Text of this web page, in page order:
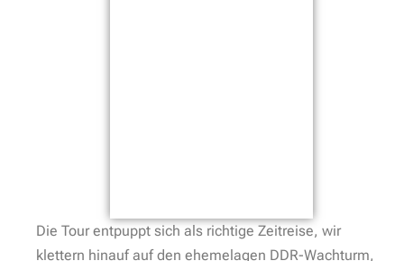
Die Tour entpuppt sich als richtige Zeitreise, wir
klettern hinauf auf den ehemelagen DDR-Wachturm,